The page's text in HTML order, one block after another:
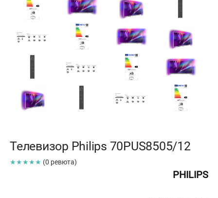
Телевизор Philips 70PUS8505/12
★★★★★ (0 ревюта)
PHILIPS